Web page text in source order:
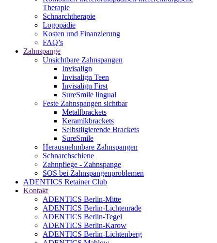
Therapie
Schnarchtherapie
Logopädie
Kosten und Finanzierung
FAQ’s
Zahnspange
Unsichtbare Zahnspangen
Invisalign
Invisalign Teen
Invisalign First
SureSmile lingual
Feste Zahnspangen sichtbar
Metallbrackets
Keramikbrackets
Selbstligierende Brackets
SureSmile
Herausnehmbare Zahnspangen
Schnarchschiene
Zahnpflege - Zahnspange
SOS bei Zahnspangenproblemen
ADENTICS Retainer Club
Kontakt
ADENTICS Berlin-Mitte
ADENTICS Berlin-Lichtenrade
ADENTICS Berlin-Tegel
ADENTICS Berlin-Karow
ADENTICS Berlin-Lichtenberg